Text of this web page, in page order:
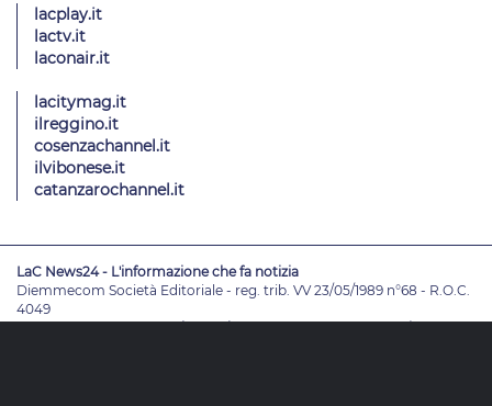
lacplay.it
lactv.it
laconair.it
lacitymag.it
ilreggino.it
cosenzachannel.it
ilvibonese.it
catanzarochannel.it
LaC News24 - L'informazione che fa notizia
Diemmecom Società Editoriale - reg. trib. VV 23/05/1989 n°68 - R.O.C.
4049
Direttore ResponsabileAlessandro Russo- VicedirettoriEnrico De